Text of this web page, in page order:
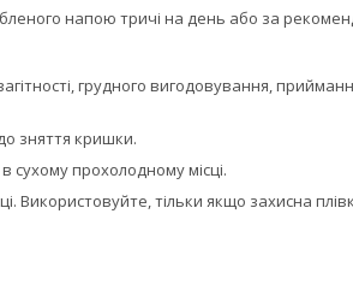
напою тричі на день або за
грудного вигодовування,
до зняття кришки.
сухому прохолодному місці.
Використовуйте, тільки якщо захисна